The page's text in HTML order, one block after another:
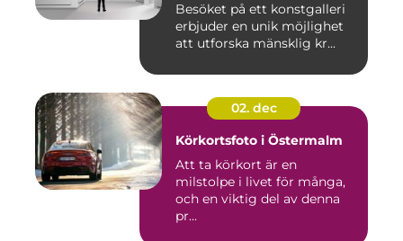
Besöket på ett konstgalleri
erbjuder en unik möjlighet
att utforska mänsklig kr...
02. dec
Körkortsfoto i Östermalm
Att ta körkort är en
milstolpe i livet för många,
och en viktig del av denna
pr...